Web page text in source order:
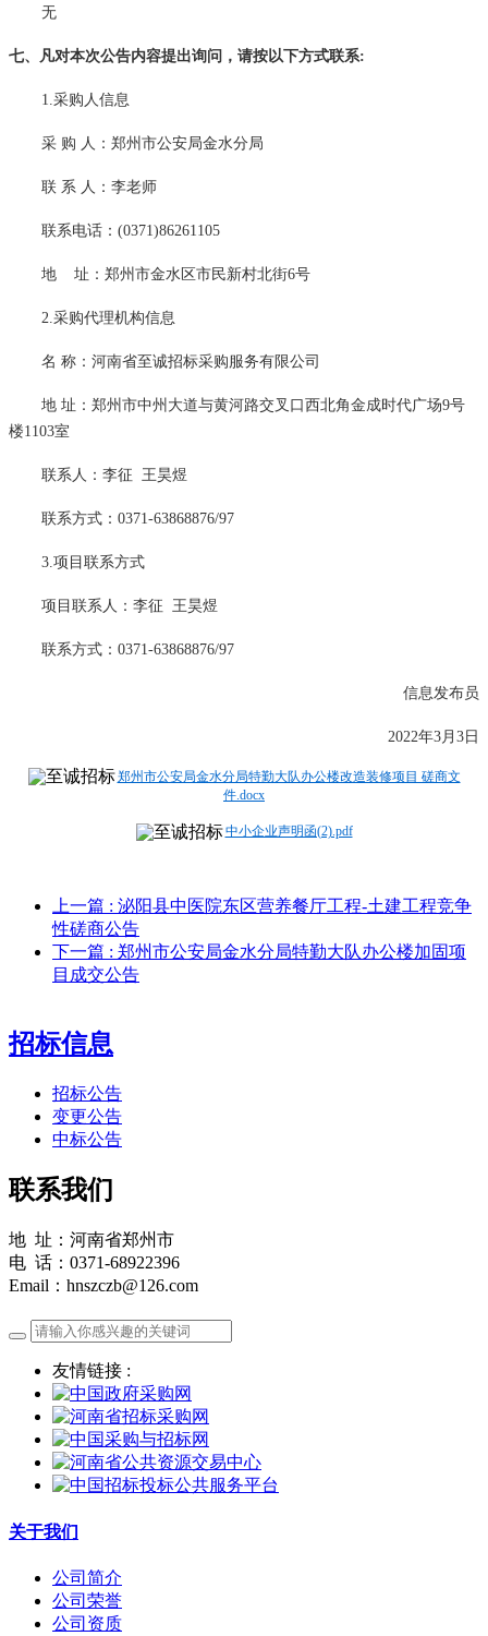
无
七、凡对本次公告内容提出询问，请按以下方式联系:
1.采购人信息
采 购 人：郑州市公安局金水分局
联 系 人：李老师
联系电话： (0371)86261105
地 址：郑州市金水区市民新村北街6号
2.采购代理机构信息
名 称：河南省至诚招标采购服务有限公司
地 址：郑州市中州大道与黄河路交叉口西北角金成时代广场9号
楼1103室
联系人： 李征 王昊煜
联系方式： 0371-63868876/97
3.项目联系方式
项目联系人： 李征 王昊煜
联系方式： 0371-63868876/97
信息发布员
2022年3月 3 日
郑州市公安局金水分局特勤大队办公楼改造装修项目 磋商文
件.docx
中小企业声明函(2).pdf
上一篇 : 泌阳县中医院东区营养餐厅工程-土建工程竞争
性磋商公告
下一篇 : 郑州市公安局金水分局特勤大队办公楼加固项
目成交公告
招标信息
招标公告
变更公告
中标公告
联系我们
地 址：河南省郑州市
电 话：0371-68922396
Email：hnszczb@126.com
友情链接 :
关于我们
公司简介
公司荣誉
公司资质